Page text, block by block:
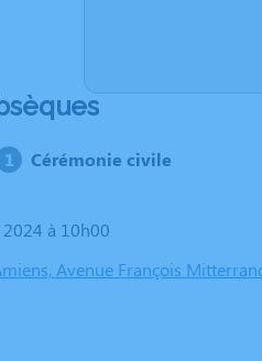
Cérémonie civile
2024 à 10h00
Avenue François